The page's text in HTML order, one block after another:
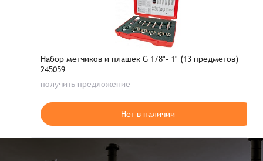
Набор метчиков и плашек G 1/8"- 1" (13 предметов)
245059
получить предложение
Нет в наличии